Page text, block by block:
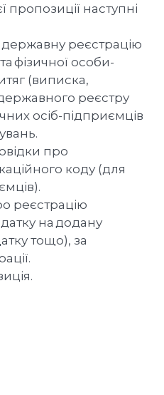
пропозиції наступні
державну реєстрацію
фізичної особи-
(виписка,
реєстру
осіб-підприємців
про
коду (для
реєстрацію
на додану
тощо), за